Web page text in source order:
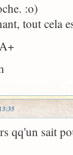
:o)
tout cela
qq'un sait